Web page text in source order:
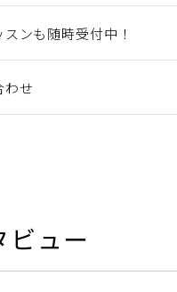
ンも随時受付中！
わせ
ビュー